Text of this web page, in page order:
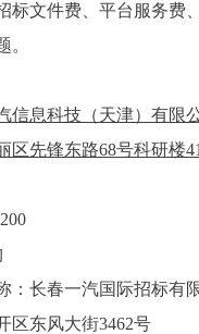
标文件费、平台服务费
。
信息科技（天津）有限
区先锋东路68号科研楼
： 长春一汽国际招标有
区东风大街3462号